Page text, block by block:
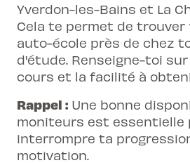
Yverdon-les-Bains et La
Cela te permet de
auto-école près de chez
d'étude. Renseigne-toi
cours et la facilité à
Rappel : Une bonne
moniteurs est essentielle
interrompre ta
motivation.